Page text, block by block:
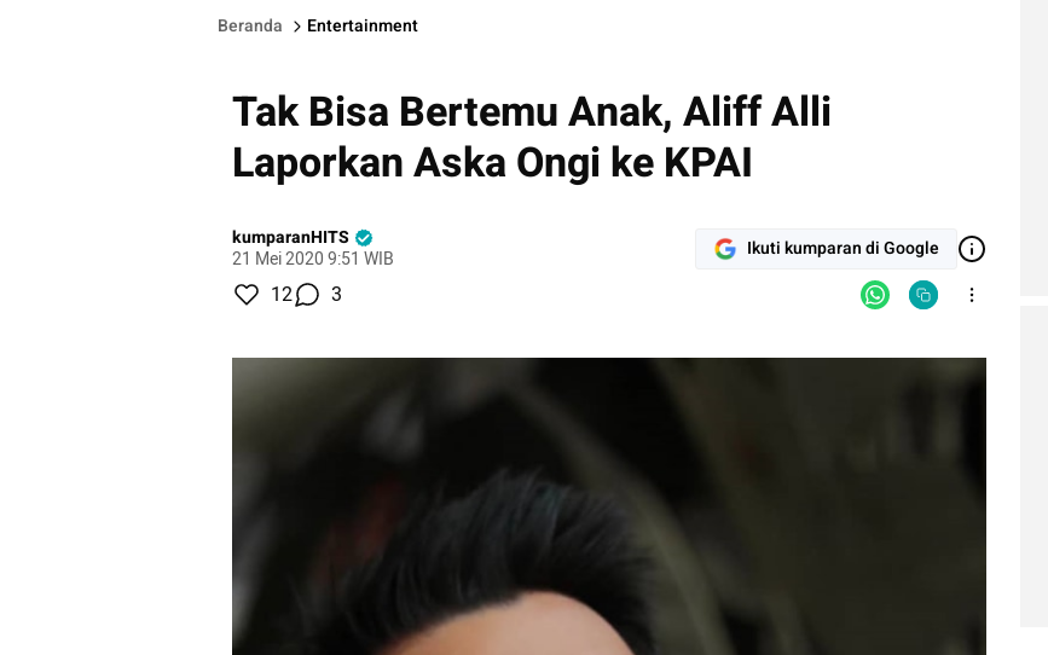
Beranda Entertainment
Tak Bisa Bertemu Anak, Aliff Alli
Laporkan Aska Ongi ke KPAI
kumparanHITS
21 Mei 2020 9:51 WIB
Ikuti kumparan di Google
12 3